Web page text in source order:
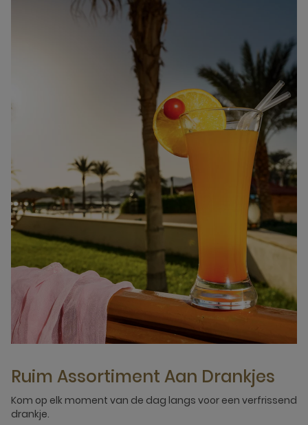
Ruim Assortiment Aan Drankjes
Kom op elk moment van de dag langs voor een verfrissend
drankje.